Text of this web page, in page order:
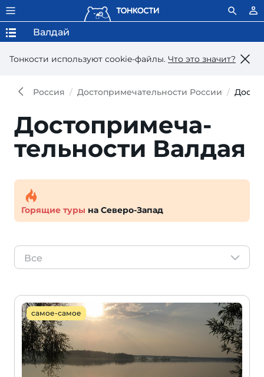
Тонкости используют сookie-файлы. Что это значит?
Валдай
Россия Достопримечательности России
Достопри­меча­
тель­ности Валдая
Горящие туры на Северо-Запад
Все
самое-самое